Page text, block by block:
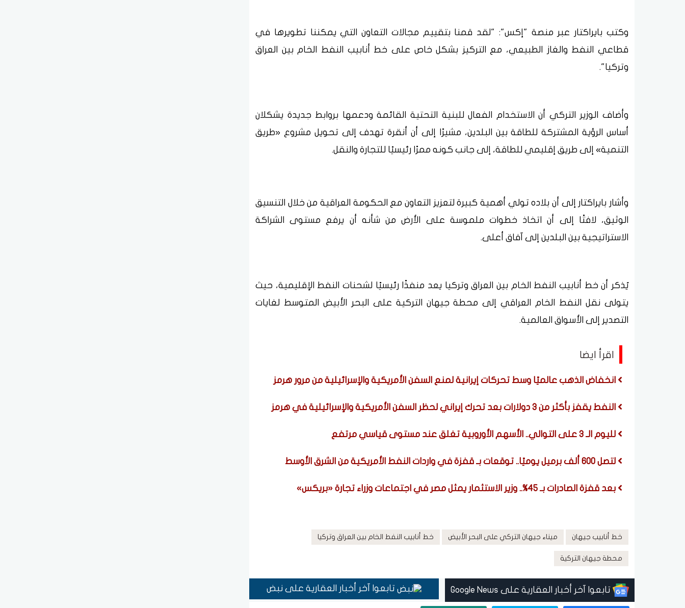
وكتب بايراكتار عبر منصة "إكس": "لقد قمنا بتقييم مجالات التعاون التي يمكننا تطويرها في
قطاعي النفط والغاز الطبيعي، مع التركيز بشكل خاص على خط أنابيب النفط الخام بين العراق
وتركيا".
وأضاف الوزير التركي أن الاستخدام الفعال للبنية التحتية القائمة ودعمها بروابط جديدة يشكلان
أساس الرؤية المشتركة للطاقة بين البلدين، مشيرًا إلى أن أنقرة تهدف إلى تحويل مشروع «طريق
التنمية» إلى طريق إقليمي للطاقة، إلى جانب كونه ممرًا رئيسيًا للتجارة والنقل.
وأشار بايراكتار إلى أن بلاده تولي أهمية كبيرة لتعزيز التعاون مع الحكومة العراقية من خلال التنسيق
الوثيق، لافتًا إلى أن اتخاذ خطوات ملموسة على الأرض من شأنه أن يرفع مستوى الشراكة
الاستراتيجية بين البلدين إلى آفاق أعلى.
يُذكر أن خط أنابيب النفط الخام بين العراق وتركيا يعد منفذًا رئيسيًا لشحنات النفط الإقليمية، حيث
يتولى نقل النفط الخام العراقي إلى محطة جيهان التركية على البحر الأبيض المتوسط لغايات
التصدير إلى الأسواق العالمية.
اقرأ ايضا
انخفاض الذهب عالميًا وسط تحركات إيرانية لمنع السفن الأمريكية والإسرائيلية من مرور هرمز
النفط يقفز بأكثر من 3 دولارات بعد تحرك إيراني لحظر السفن الأمريكية والإسرائيلية في هرمز
لليوم الـ 3 على التوالي.. الأسهم الأوروبية تغلق عند مستوى قياسي مرتفع
لتصل 600 ألف برميل يوميًا.. توقعات بـ قفزة في واردات النفط الأمريكية من الشرق الأوسط
بعد قفزة الصادرات بـ 45%.. وزير الاستثمار يمثل مصر في اجتماعات وزراء تجارة «بريكس»
خط أنابيب جيهان ميناء جيهان التركي على البحر الأبيض خط أنابيب النفط الخام بين العراق وتركيا
محطة جيهان التركية
تابعوا آخر أخبار العقارية على Google News تابعوا آخر أخبار العقارية على نبض